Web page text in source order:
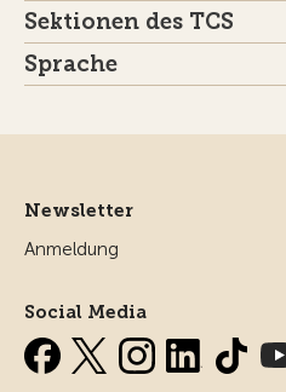
Sektionen des TCS
Sprache
Newsletter
Anmeldung
Social Media